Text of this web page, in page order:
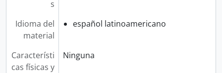
s
Idioma del
material
español latinoamericano
Característi
cas físicas y
Ninguna